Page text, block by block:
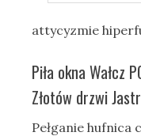
attycyzmie
Piła okna Wałcz
Złotów drzwi
Pełganie hufnica